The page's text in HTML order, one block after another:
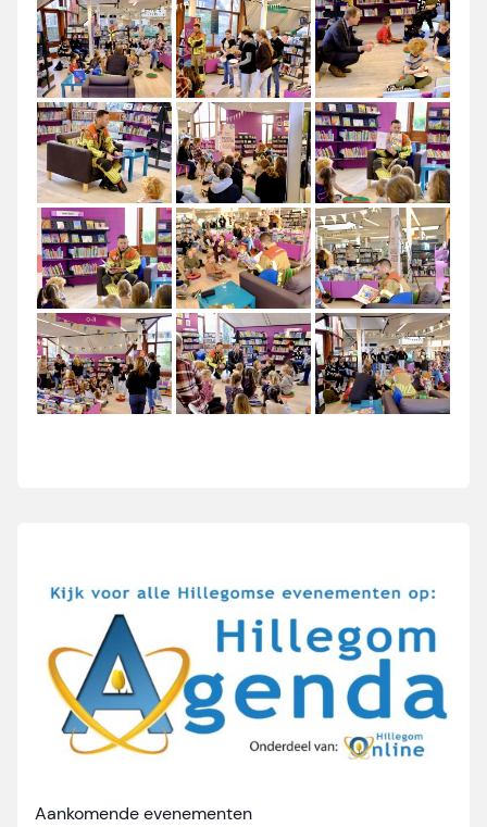
Aankomende evenementen